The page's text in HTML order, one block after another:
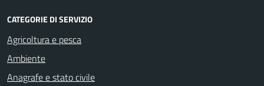
CATEGORIE DI SERVIZIO
Agricoltura e pesca
Ambiente
Anagrafe e stato civile